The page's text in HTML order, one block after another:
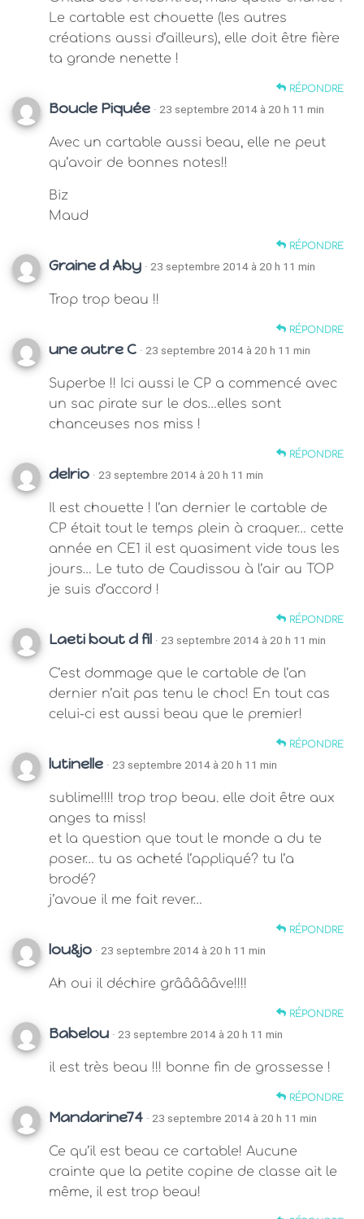
Le cartable est chouette (les autres
créations aussi d’ailleurs), elle doit être fière
ta grande nenette !
RÉPONDRE
Boucle Piquée · 23 septembre 2014 à 20 h 11 min
Avec un cartable aussi beau, elle ne peut
qu’avoir de bonnes notes!!
Biz
Maud
RÉPONDRE
Graine d Aby · 23 septembre 2014 à 20 h 11 min
Trop trop beau !!
RÉPONDRE
une autre C · 23 septembre 2014 à 20 h 11 min
Superbe !! Ici aussi le CP a commencé avec
un sac pirate sur le dos…elles sont
chanceuses nos miss !
RÉPONDRE
delrio · 23 septembre 2014 à 20 h 11 min
Il est chouette ! l’an dernier le cartable de
CP était tout le temps plein à craquer… cette
année en CE1 il est quasiment vide tous les
jours… Le tuto de Caudissou à l’air au TOP
je suis d’accord !
RÉPONDRE
Laeti bout d fil · 23 septembre 2014 à 20 h 11 min
C’est dommage que le cartable de l’an
dernier n’ait pas tenu le choc! En tout cas
celui-ci est aussi beau que le premier!
RÉPONDRE
lutinelle · 23 septembre 2014 à 20 h 11 min
sublime!!!! trop trop beau. elle doit être aux
anges ta miss!
et la question que tout le monde a du te
poser… tu as acheté l’appliqué? tu l’a
brodé?
j’avoue il me fait rever…
RÉPONDRE
lou&jo · 23 septembre 2014 à 20 h 11 min
Ah oui il déchire grâââââve!!!!
RÉPONDRE
Babelou · 23 septembre 2014 à 20 h 11 min
il est très beau !!! bonne fin de grossesse !
RÉPONDRE
Mandarine74 · 23 septembre 2014 à 20 h 11 min
Ce qu’il est beau ce cartable! Aucune
crainte que la petite copine de classe ait le
même, il est trop beau!